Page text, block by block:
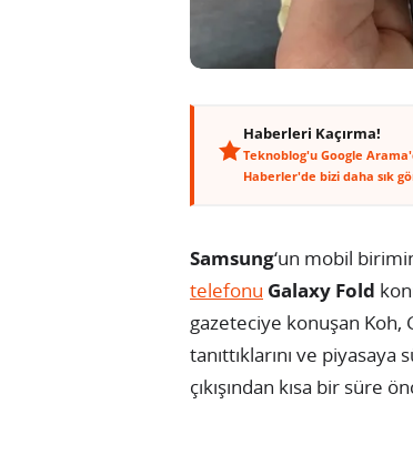
Haberleri Kaçırma!
Teknoblog'u Google
Haberler'de bizi daha sık
Samsung‘un mobil
telefonu Galaxy Fold
gazeteciye konuşan Koh,
tanıttıklarını ve
çıkışından kısa bir süre